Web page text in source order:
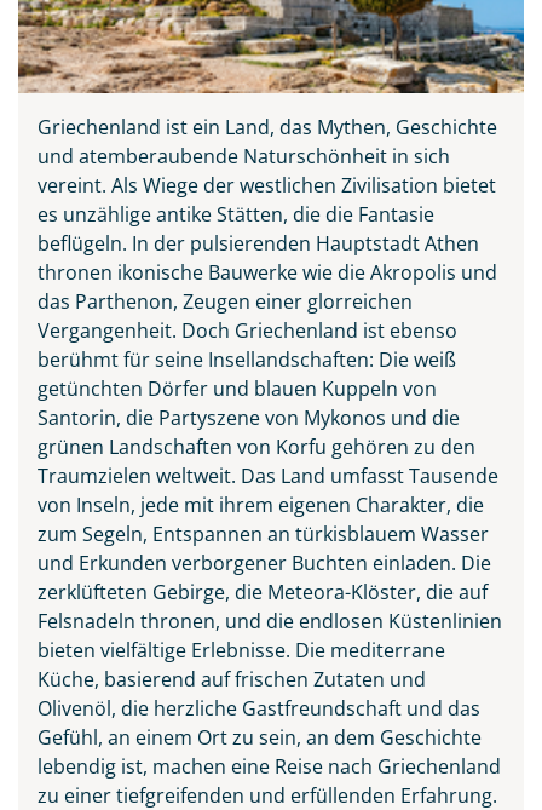
felsige Küste von der
©wildman - stock.adobe.com
Griechenland ist ein Land, das Mythen, Geschichte
und atemberaubende Naturschönheit in sich
vereint. Als Wiege der westlichen Zivilisation bietet
es unzählige antike Stätten, die die Fantasie
beflügeln. In der pulsierenden Hauptstadt Athen
thronen ikonische Bauwerke wie die Akropolis und
das Parthenon, Zeugen einer glorreichen
Vergangenheit. Doch Griechenland ist ebenso
berühmt für seine Insellandschaften: Die weiß
getünchten Dörfer und blauen Kuppeln von
Santorin, die Partyszene von Mykonos und die
grünen Landschaften von Korfu gehören zu den
Traumzielen weltweit. Das Land umfasst Tausende
von Inseln, jede mit ihrem eigenen Charakter, die
zum Segeln, Entspannen an türkisblauem Wasser
und Erkunden verborgener Buchten einladen. Die
zerklüfteten Gebirge, die Meteora-Klöster, die auf
Felsnadeln thronen, und die endlosen Küstenlinien
bieten vielfältige Erlebnisse. Die mediterrane
Küche, basierend auf frischen Zutaten und
Olivenöl, die herzliche Gastfreundschaft und das
Gefühl, an einem Ort zu sein, an dem Geschichte
lebendig ist, machen eine Reise nach Griechenland
zu einer tiefgreifenden und erfüllenden Erfahrung.